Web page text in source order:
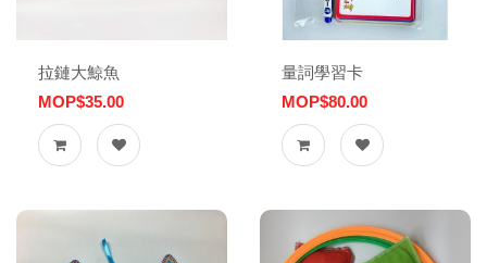
拉鏈大鯨魚
MOP$35.00
量詞學習卡
MOP$80.00